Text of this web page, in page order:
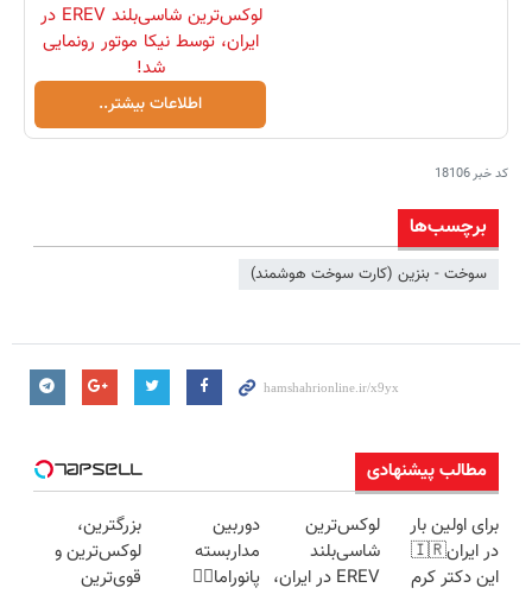
لوکس‌ترین شاسی‌بلند EREV در
ایران، توسط نیکا موتور رونمایی
شد!
اطلاعات بیشتر..
کد خبر18106
برچسب‌ها
سوخت - بنزین (کارت سوخت هوشمند)
مطالب پیشنهادی
برای اولین بار
در ایران🇮🇷
این دکتر کرم
لوکس‌ترین
شاسی‌بلند
EREV در ایران،
دوربین
مداربسته
پانوراما👈🏻
بزرگترین،
لوکس‌ترین و
قوی‌ترین